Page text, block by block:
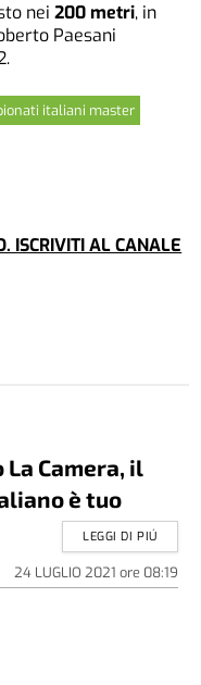
nei200 metri, in
Paesani
italiani master
ISCRIVITI AL CANALE
Camera, il
è tuo
24 LUGLIO 2021 ore 08:19
LEGGI DI PIÚ